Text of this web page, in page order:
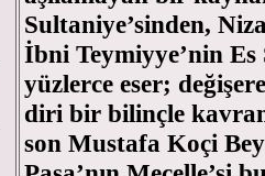
Sultaniye’sinden,
İbni Teymiyye’nin Es
yüzlerce eser;
diri bir bilinçle
son Mustafa Koçi